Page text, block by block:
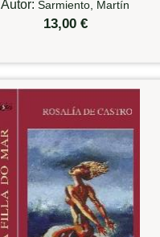
Autor: Sarmiento, Martín
13,00 €